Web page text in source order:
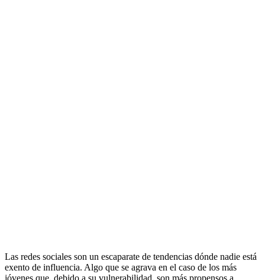
Las redes sociales son un escaparate de tendencias dónde nadie está
exento de influencia. Algo que se agrava en el caso de los más
jóvenes que, debido a su vulnerabilidad, son más propensos a